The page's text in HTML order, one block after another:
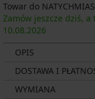
Towar do
Zamów jeszcze dziś, a
10.08.2026
OPIS
DOSTAWA I
WYMIANA